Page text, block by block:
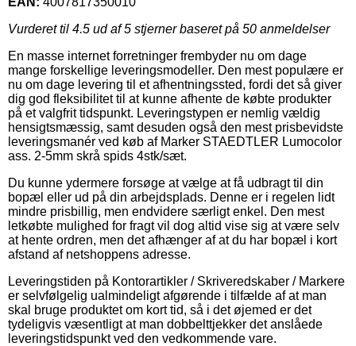
Vurderet til 4.5 ud af 5 stjerner baseret på 50 anmeldelser
En masse internet forretninger frembyder nu om dage
mange forskellige leveringsmodeller. Den mest populære er
nu om dage levering til et afhentningssted, fordi det så giver
dig god fleksibilitet til at kunne afhente de købte produkter
på et valgfrit tidspunkt. Leveringstypen er nemlig vældig
hensigtsmæssig, samt desuden også den mest prisbevidste
leveringsmanér ved køb af Marker STAEDTLER Lumocolor
ass. 2-5mm skrå spids 4stk/sæt.
Du kunne ydermere forsøge at vælge at få udbragt til din
bopæl eller ud på din arbejdsplads. Denne er i regelen lidt
mindre prisbillig, men endvidere særligt enkel. Den mest
letkøbte mulighed for fragt vil dog altid vise sig at være selv
at hente ordren, men det afhænger af at du har bopæl i kort
afstand af netshoppens adresse.
Leveringstiden på Kontorartikler / Skriveredskaber / Markere
er selvfølgelig ualmindeligt afgørende i tilfælde af at man
skal bruge produktet om kort tid, så i det øjemed er det
tydeligvis væsentligt at man dobbelttjekker det anslåede
leveringstidspunkt ved den vedkommende vare.